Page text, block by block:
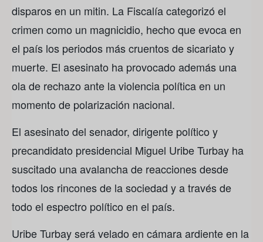
disparos en un mitin. La Fiscalía categorizó el
crimen como un magnicidio, hecho que evoca en
el país los periodos más cruentos de sicariato y
muerte. El asesinato ha provocado además una
ola de rechazo ante la violencia política en un
momento de polarización nacional.
El asesinato del senador, dirigente político y
precandidato presidencial Miguel Uribe Turbay ha
suscitado una avalancha de reacciones desde
todos los rincones de la sociedad y a través de
todo el espectro político en el país.
Uribe Turbay será velado en cámara ardiente en la